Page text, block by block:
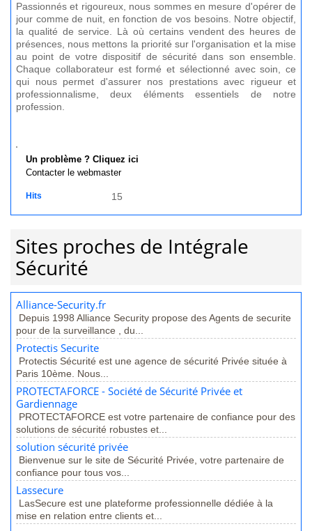
Passionnés et rigoureux, nous sommes en mesure d'opérer de
jour comme de nuit, en fonction de vos besoins. Notre objectif,
la qualité de service. Là où certains vendent des heures de
présences, nous mettons la priorité sur l'organisation et la mise
au point de votre dispositif de sécurité dans son ensemble.
Chaque collaborateur est formé et sélectionné avec soin, ce
qui nous permet d'assurer nos prestations avec rigueur et
professionnalisme, deux éléments essentiels de notre
profession.
Un problème ? Cliquez ici
Contacter le webmaster
Hits 15
Sites proches de Intégrale
Sécurité
Alliance-Security.fr
Depuis 1998 Alliance Security propose des Agents de securite
pour de la surveillance , du...
Protectis Securite
Protectis Sécurité est une agence de sécurité Privée située à
Paris 10ème. Nous...
PROTECTAFORCE - Société de Sécurité Privée et
Gardiennage
PROTECTAFORCE est votre partenaire de confiance pour des
solutions de sécurité robustes et...
solution sécurité privée
Bienvenue sur le site de Sécurité Privée, votre partenaire de
confiance pour tous vos...
Lassecure
LasSecure est une plateforme professionnelle dédiée à la
mise en relation entre clients et...